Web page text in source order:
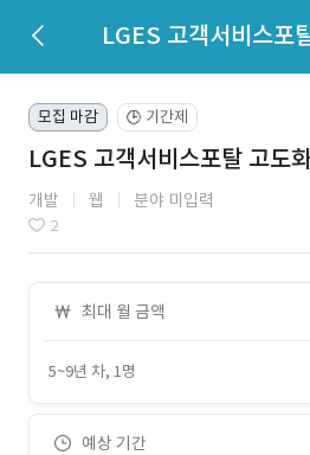
LGES 고객서비스포
모집 마감 🕒 기간제
LGES 고객서비스포탈 고도
개발 웹 분야 미입력
2
최대 월 금액
5~9년 차, 1명
예상 기간